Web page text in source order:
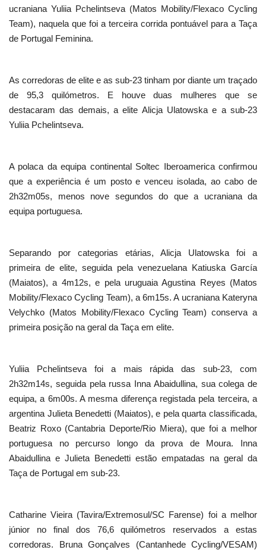
Ambiente
ucraniana Yuliia Pchelintseva (Matos Mobility/Flexaco Cycling
Team), naquela que foi a terceira corrida pontuável para a Taça
de Portugal Feminina.
As corredoras de elite e as sub-23 tinham por diante um traçado
de 95,3 quilómetros. E houve duas mulheres que se
destacaram das demais, a elite Alicja Ulatowska e a sub-23
Yuliia Pchelintseva.
A polaca da equipa continental Soltec Iberoamerica confirmou
que a experiência é um posto e venceu isolada, ao cabo de
2h32m05s, menos nove segundos do que a ucraniana da
equipa portuguesa.
Separando por categorias etárias, Alicja Ulatowska foi a
primeira de elite, seguida pela venezuelana Katiuska García
(Maiatos), a 4m12s, e pela uruguaia Agustina Reyes (Matos
Mobility/Flexaco Cycling Team), a 6m15s. A ucraniana Kateryna
Velychko (Matos Mobility/Flexaco Cycling Team) conserva a
primeira posição na geral da Taça em elite.
Yuliia Pchelintseva foi a mais rápida das sub-23, com
2h32m14s, seguida pela russa Inna Abaidullina, sua colega de
equipa, a 6m00s. A mesma diferença registada pela terceira, a
argentina Julieta Benedetti (Maiatos), e pela quarta classificada,
Beatriz Roxo (Cantabria Deporte/Rio Miera), que foi a melhor
portuguesa no percurso longo da prova de Moura. Inna
Abaidullina e Julieta Benedetti estão empatadas na geral da
Taça de Portugal em sub-23.
Catharine Vieira (Tavira/Extremosul/SC Farense) foi a melhor
júnior no final dos 76,6 quilómetros reservados a estas
corredoras. Bruna Gonçalves (Cantanhede Cycling/VESAM)